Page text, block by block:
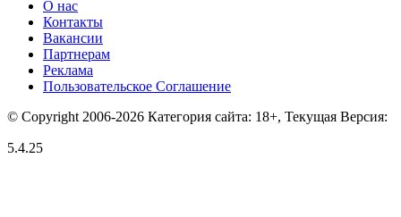
О нас
Контакты
Вакансии
Партнерам
Реклама
Пользовательское Соглашение
© Copyright 2006-2026 Категория сайта: 18+, Текущая Версия:
5.4.25